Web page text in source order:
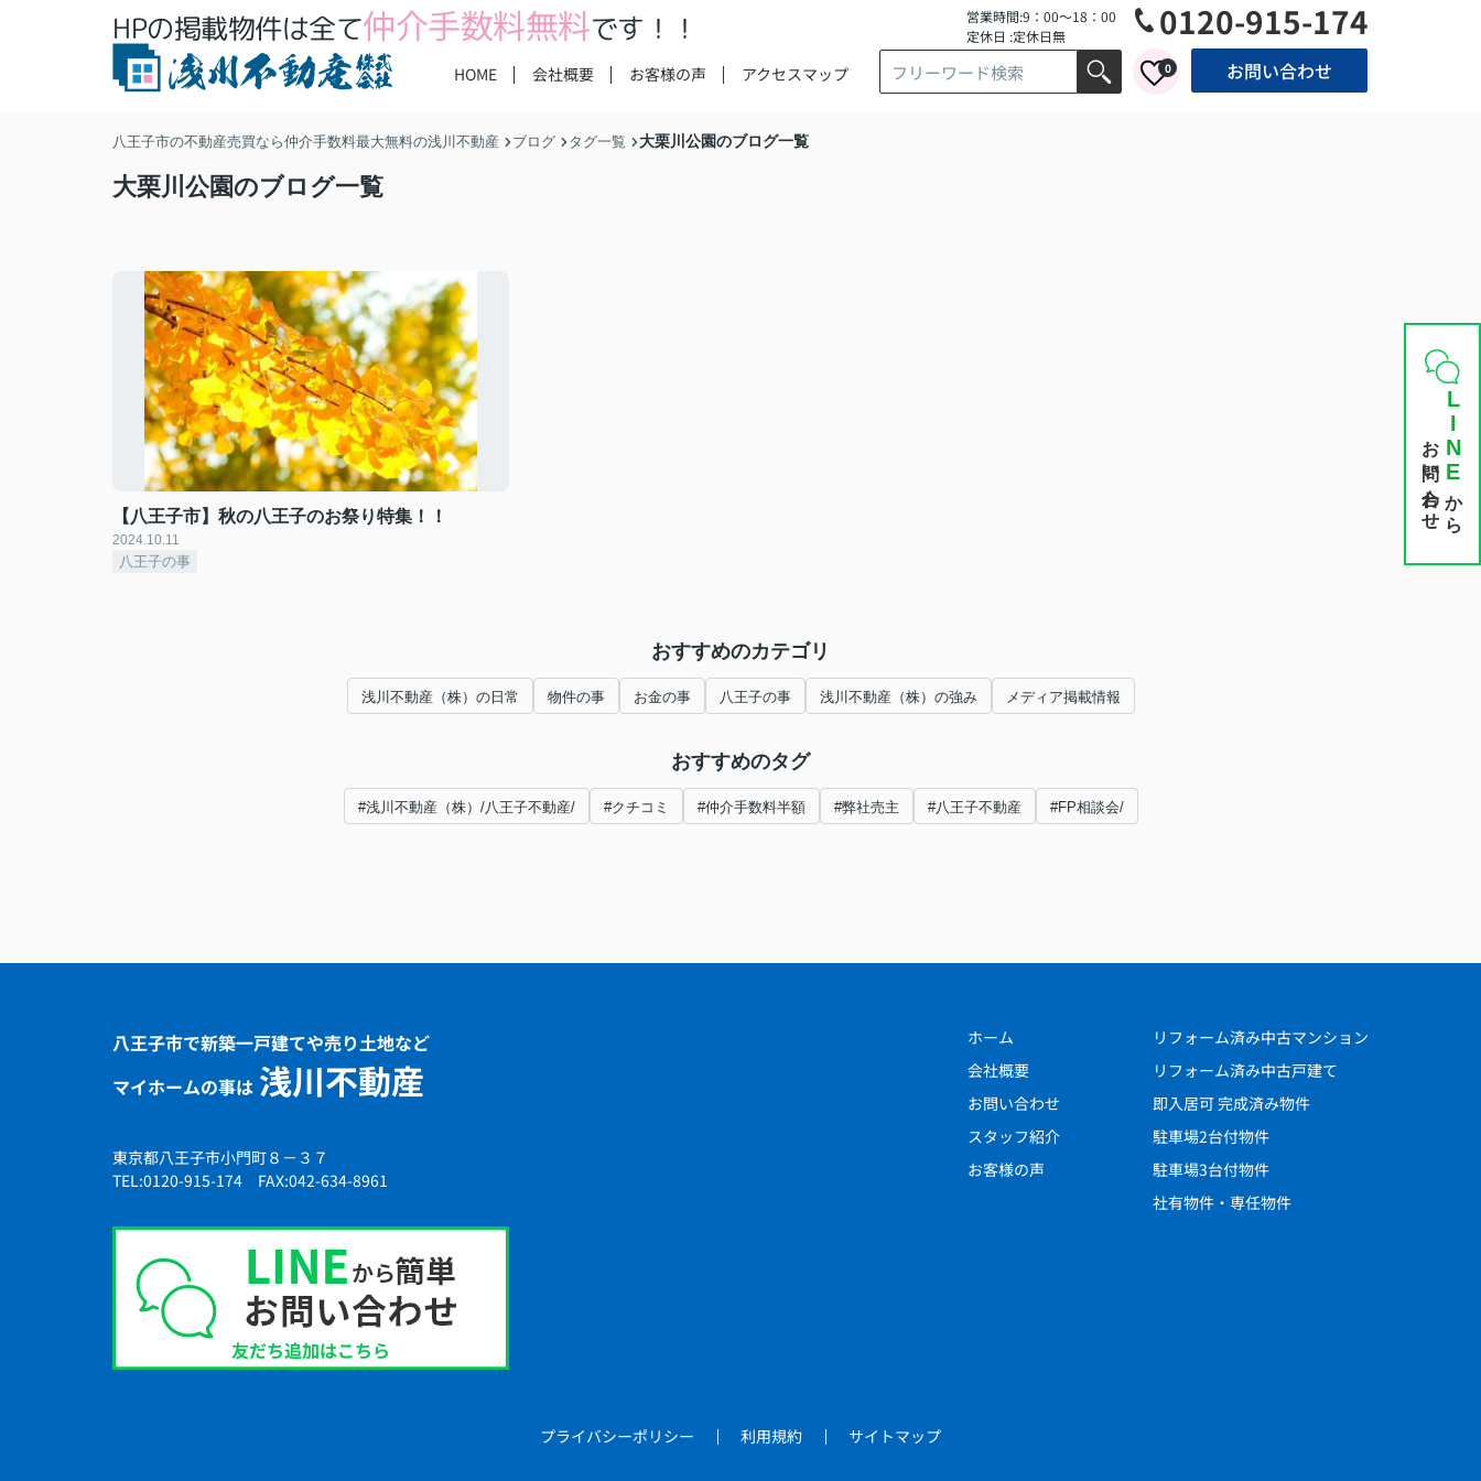
LINE
から
お問い合わせ
HPの掲載物件は全て仲介手数料無料です！！
営業時間:9：00～18：00
定休日 :定休日無
0120-915-174
HOME 会社概要 お客様の声 アクセスマップ 0 お問い合わせ
八王子市の不動産売買なら仲介手数料最大無料の浅川不動産 ブログ タグ一覧 大栗川公園のブログ一覧
大栗川公園のブログ一覧
【八王子市】秋の八王子のお祭り特集！！
2024.10.11
八王子の事
おすすめのカテゴリ
浅川不動産（株）の日常 物件の事 お金の事 八王子の事 浅川不動産（株）の強み メディア掲載情報
おすすめのタグ
#浅川不動産（株）/八王子不動産/ #クチコミ #仲介手数料半額 #弊社売主 #八王子不動産 #FP相談会/
八王子市で新築一戸建てや売り土地など
マイホームの事は 浅川不動産
東京都八王子市小門町８－３７
TEL:0120-915-174 FAX:042-634-8961
ホーム
会社概要
お問い合わせ
スタッフ紹介
お客様の声
リフォーム済み中古マンション
リフォーム済み中古戸建て
即入居可 完成済み物件
駐車場2台付物件
駐車場3台付物件
社有物件・専任物件
プライバシーポリシー 利用規約 サイトマップ